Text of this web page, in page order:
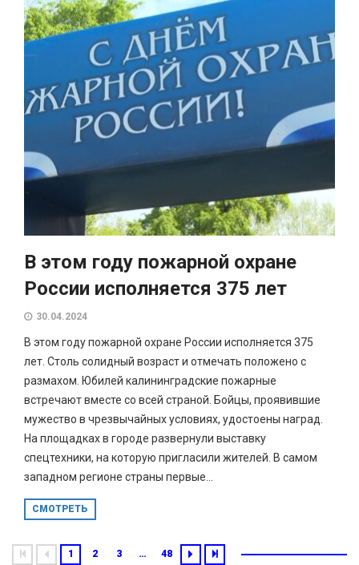
В этом году пожарной охране
России исполняется 375 лет
30.04.2024
В этом году пожарной охране России исполняется 375
лет. Столь солидный возраст и отмечать положено с
размахом. Юбилей калининградские пожарные
встречают вместе со всей страной. Бойцы, проявившие
мужество в чрезвычайных условиях, удостоены наград.
На площадках в городе развернули выставку
спецтехники, на которую пригласили жителей. В самом
западном регионе страны первые...
СМОТРЕТЬ
1 2 3 … 48